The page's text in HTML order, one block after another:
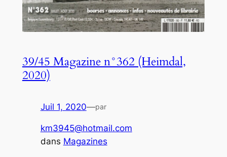
39/45 Magazine n°362 (Heimdal,
2020)
Juil 1, 2020—par
km3945@hotmail.com
dans Magazines